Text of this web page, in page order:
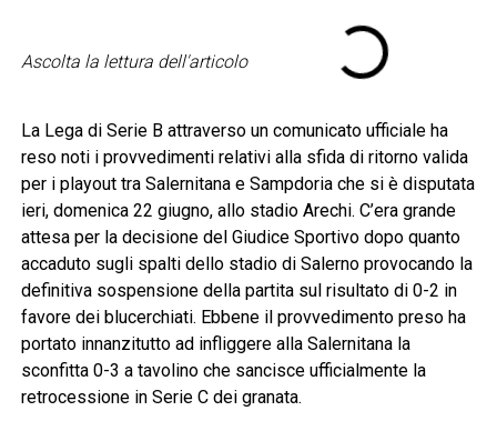
Ascolta la lettura dell'articolo
La Lega di Serie B attraverso un comunicato ufficiale ha
reso noti i provvedimenti relativi alla sfida di ritorno valida
per i playout tra Salernitana e Sampdoria che si è disputata
ieri, domenica 22 giugno, allo stadio Arechi. C’era grande
attesa per la decisione del Giudice Sportivo dopo quanto
accaduto sugli spalti dello stadio di Salerno provocando la
definitiva sospensione della partita sul risultato di 0-2 in
favore dei blucerchiati. Ebbene il provvedimento preso ha
portato innanzitutto ad infliggere alla Salernitana la
sconfitta 0-3 a tavolino che sancisce ufficialmente la
retrocessione in Serie C dei granata.